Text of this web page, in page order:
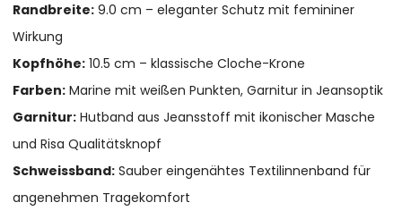
Randbreite: 9.0 cm – eleganter Schutz mit femininer
Wirkung
Kopfhöhe: 10.5 cm – klassische Cloche-Krone
Farben: Marine mit weißen Punkten, Garnitur in Jeansoptik
Garnitur: Hutband aus Jeansstoff mit ikonischer Masche
und Risa Qualitätsknopf
Schweissband: Sauber eingenähtes Textilinnenband für
angenehmen Tragekomfort